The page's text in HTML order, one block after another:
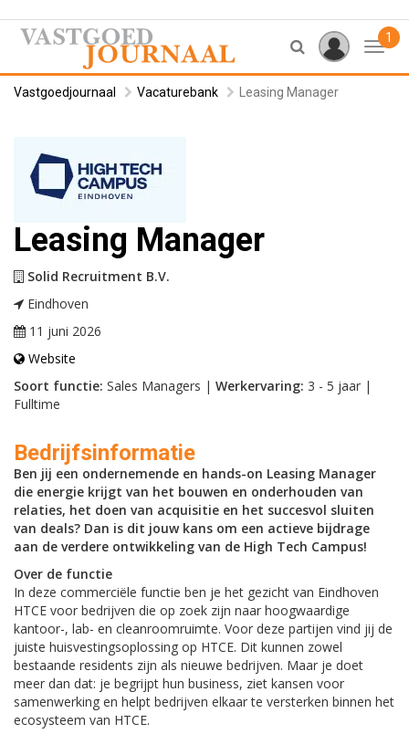
1
Vastgoedjournaal Vacaturebank Leasing Manager
Leasing Manager
Solid Recruitment B.V.
Eindhoven
11 juni 2026
Website
Soort functie: Sales Managers | Werkervaring: 3 - 5 jaar |
Fulltime
Bedrijfsinformatie
Ben jij een ondernemende en hands-on Leasing Manager
die energie krijgt van het bouwen en onderhouden van
relaties, het doen van acquisitie en het succesvol sluiten
van deals? Dan is dit jouw kans om een actieve bijdrage
aan de verdere ontwikkeling van de High Tech Campus!
Over de functie
In deze commerciële functie ben je het gezicht van Eindhoven
HTCE voor bedrijven die op zoek zijn naar hoogwaardige
kantoor-, lab- en cleanroomruimte. Voor deze partijen vind jij de
juiste huisvestingsoplossing op HTCE. Dit kunnen zowel
bestaande residents zijn als nieuwe bedrijven. Maar je doet
meer dan dat: je begrijpt hun business, ziet kansen voor
samenwerking en helpt bedrijven elkaar te versterken binnen het
ecosysteem van HTCE.